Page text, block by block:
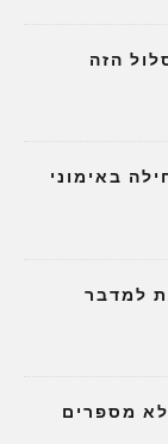
הזה
באימוני
למדבר
5 דברים שלא מספרים